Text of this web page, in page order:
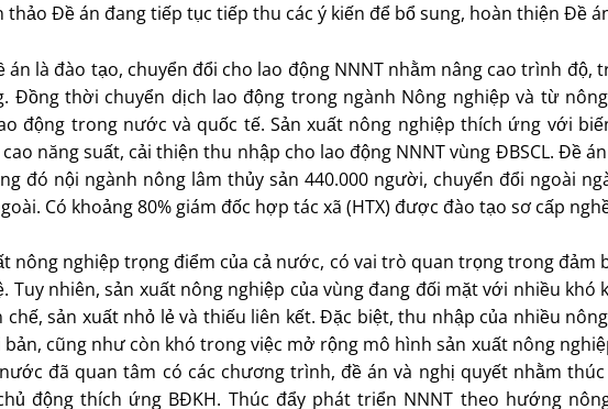
thảo Ðề án đang tiếp tục tiếp thu các ý kiến để bổ sung, hoàn thiện Ðề
án là đào tạo, chuyển đổi cho lao động NNNT nhằm nâng cao trình
Ðồng thời chuyển dịch lao động trong ngành Nông nghiệp và từ
động trong nước và quốc tế. Sản xuất nông nghiệp thích ứng với
năng suất, cải thiện thu nhập cho lao động NNNT vùng ÐBSCL. Ðề
đó nội ngành nông lâm thủy sản 440.000 người, chuyển đổi ngoài
Có khoảng 80% giám đốc hợp tác xã (HTX) được đào tạo sơ cấp
nông nghiệp trọng điểm của cả nước, có vai trò quan trọng trong
Tuy nhiên, sản xuất nông nghiệp của vùng đang đối mặt với nhiều
chế, sản xuất nhỏ lẻ và thiếu liên kết. Ðặc biệt, thu nhập của nhiều
cũng như còn khó trong việc mở rộng mô hình sản xuất nông
đã quan tâm có các chương trình, đề án và nghị quyết nhằm
động thích ứng BÐKH. Thúc đẩy phát triển NNNT theo hướng